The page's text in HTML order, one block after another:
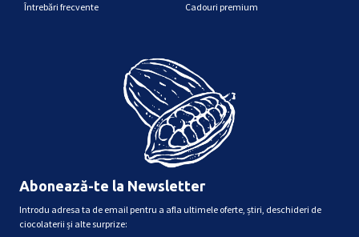
Întrebări frecvente
Cadouri premium
Abonează-te la Newsletter
Introdu adresa ta de email pentru a afla ultimele oferte, știri, deschideri de
ciocolaterii și alte surprize: